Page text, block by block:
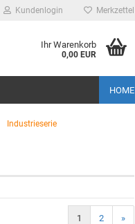
Kundenlogin Merkzettel
Ihr Warenkorb
0,00 EUR
HOME
Industrieserie
1 2 »